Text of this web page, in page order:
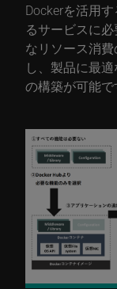
Dockerを活用
るサービスに
なリソース消
し、製品に最
の構築が可能で